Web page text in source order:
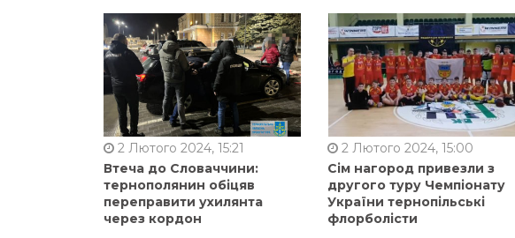
2 Лютого 2024, 15:21
Втеча до Словаччини:
тернополянин обіцяв
переправити ухилянта
через кордон
2 Лютого 2024, 15:00
Сім нагород привезли з
другого туру Чемпіонату
України тернопільські
флорболісти